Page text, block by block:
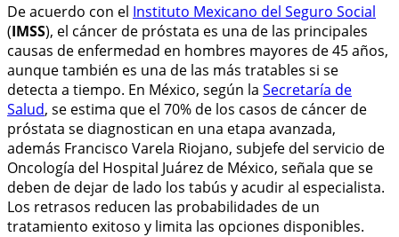
De acuerdo con el Instituto Mexicano del Seguro Social
(IMSS), el cáncer de próstata es una de las principales
causas de enfermedad en hombres mayores de 45 años,
aunque también es una de las más tratables si se
detecta a tiempo. En México, según la Secretaría de
Salud, se estima que el 70% de los casos de cáncer de
próstata se diagnostican en una etapa avanzada,
además Francisco Varela Riojano, subjefe del servicio de
Oncología del Hospital Juárez de México, señala que se
deben de dejar de lado los tabús y acudir al especialista.
Los retrasos reducen las probabilidades de un
tratamiento exitoso y limita las opciones disponibles.